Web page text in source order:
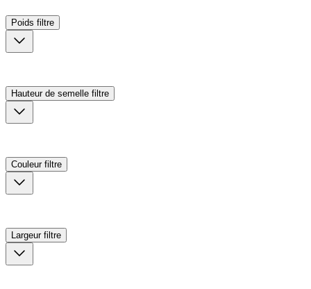
Poids filtre
Hauteur de semelle filtre
Couleur filtre
Largeur filtre